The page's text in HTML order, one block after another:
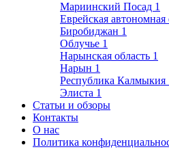
Мариинский Посад 1
Еврейская автономная
Биробиджан 1
Облучье 1
Нарынская область 1
Нарын 1
Республика Калмыкия
Элиста 1
Статьи и обзоры
Контакты
О нас
Политика